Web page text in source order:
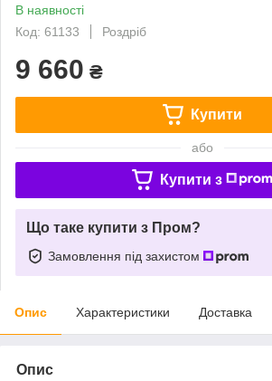
В наявності
Код: 61133
Роздріб
9 660 ₴
Купити
або
Купити з
Що таке купити з Пром?
Замовлення під захистом
Опис Характеристики Доставка
Опис